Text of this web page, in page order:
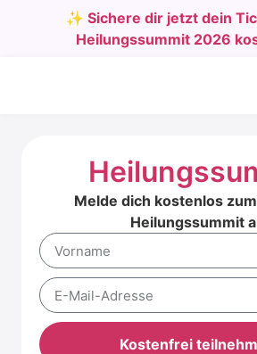
✨ Sichere dir jetzt dein
Heilungssummit 2026
Melde dich kostenlos
Heilungssummit
Kostenfrei